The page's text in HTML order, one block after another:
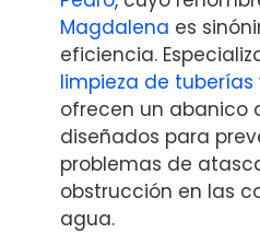
Magdalena es
eficiencia.
limpieza de tuberías
ofrecen un abanico
diseñados para
problemas de
obstrucción en las
agua.